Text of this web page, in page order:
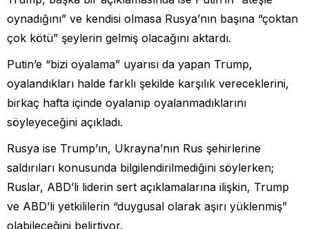
oynadığını” ve kendisi olmasa Rusya’nın başına “çoktan
çok kötü” şeylerin gelmiş olacağını aktardı.
Putin’e “bizi oyalama” uyarısı da yapan Trump,
oyalandıkları halde farklı şekilde karşılık vereceklerini,
birkaç hafta içinde oyalanıp oyalanmadıklarını
söyleyeceğini açıkladı.
Rusya ise Trump’ın, Ukrayna’nın Rus şehirlerine
saldırıları konusunda bilgilendirilmediğini söylerken;
Ruslar, ABD’li liderin sert açıklamalarına ilişkin, Trump
ve ABD’li yetkililerin “duygusal olarak aşırı yüklenmiş”
olabileceğini belirtiyor.